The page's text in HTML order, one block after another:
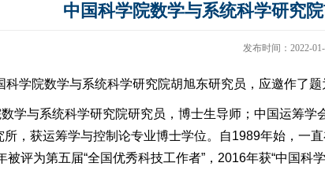
中国科学院数学与系统科学研究
发布时间：2022-
科学院数学与系统科学研究院胡旭东研究员，应邀作了题
学与系统科学研究院研究员，博士生导师；中国运筹学
，获运筹学与控制论专业博士学位。自1989年始，一
被评为第五届“全国优秀科技工作者” ， 2016年获“中国科